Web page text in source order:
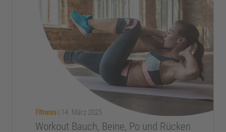
Fitness | 14. März 2025
Workout Bauch, Beine, Po und Rücken